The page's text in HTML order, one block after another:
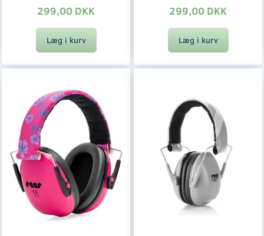
299,00 DKK
Læg i kurv
299,00 DKK
Læg i kurv